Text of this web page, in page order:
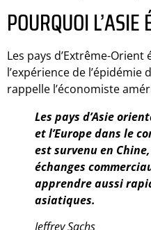
POURQUOI
Les pays d’Extrême-
l’expérience de l’épidémie
rappelle l’économiste
Les pays d’Asie
et l’Europe dans le
est survenu en
échanges
apprendre aussi
asiatiques.
Jeffrey Sachs